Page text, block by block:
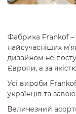
Фабрика Frankof –
найсучасніших
дизайном не
Європи, а за
Усі вироби
українців та
Величезний